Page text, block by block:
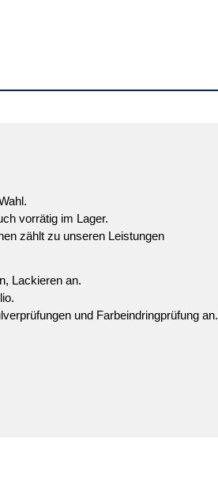
vorrätig im Lager.
zählt zu unseren Leistungen
Lackieren an.
und Farbeindringprüfung an.